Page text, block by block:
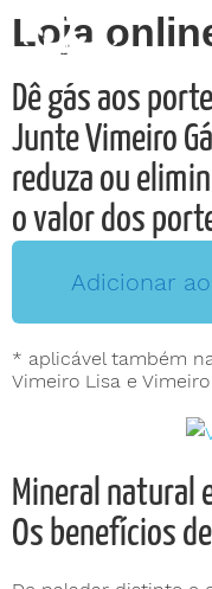
Loja
Dê gás aos
Junte Vimeiro
reduza ou
o valor dos
Adicionar
* aplicável também
Vimeiro Lisa e
Mineral natural
Os benefícios